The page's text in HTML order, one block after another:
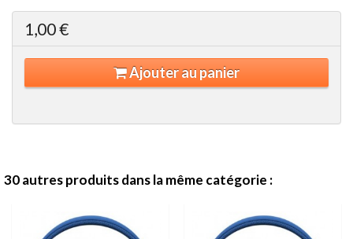
1,00 €
Ajouter au panier
30 autres produits dans la même catégorie :